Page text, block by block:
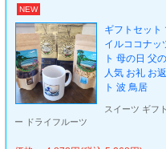
NEW
ギフトセット
イルココナッ
ト 母の日 父
人気 お礼 お
ト 波 鳥居
スイーツ ギフ
ー ドライフルーツ